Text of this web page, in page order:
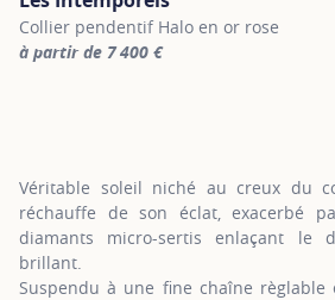
Collier pendentif Halo en or rose
à partir de 7 400 €
Véritable soleil niché au creux du
réchauffe de son éclat, exacerbé
diamants micro-sertis enlaçant le
brillant.
Suspendu à une fine chaîne